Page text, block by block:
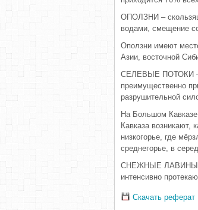
ОПОЛЗНИ –
водами, смещение
Оползни имеют
Азии, восточной
СЕЛЕВЫЕ ПОТОКИ –
преимущественно
разрушительной
На Большом
Кавказа
низкогорье, где
среднегорье, в
СНЕЖНЫЕ ЛАВИНЫ –
интенсивно
Скачать реферат